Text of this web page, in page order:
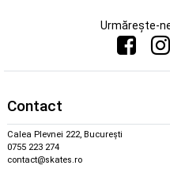
Urmărește-
Contact
Calea Plevnei 222, București
0755 223 274
contact@skates.ro